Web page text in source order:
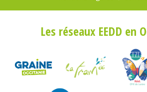
Menu
Les réseaux EEDD en